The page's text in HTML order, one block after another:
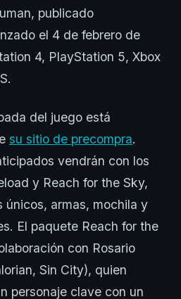
publicado
el 4 de febrero de
4, PlayStation 5, Xbox
del juego está
su sitio de precompra.
vendrán con los
y Reach for the Sky,
únicos, armas, mochila y
El paquete Reach for the
con Rosario
Sin City), quien
personaje clave con un